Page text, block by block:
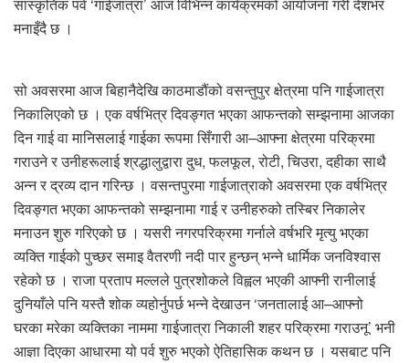
मनाइँदै छ ।
सो अवसरमा आज बिहानैदेखि काठमाडौंको वसन्तुपुर क्षेत्रमा पनि गाईजात्रा
निकालिएको छ । एक वर्षभित्र दिवङ्गत भएका आफन्तको सम्झनामा आजका
दिन गाई वा मानिसलाई गाईका रूपमा सिँगारी आ–आफ्ना क्षेत्रमा परिक्रमा
गराउने र उनीहरूलाई श्रद्धालुद्वारा दुध, फलफूल, रोटी, चिउरा, दहीका साथै
अन्न र द्रव्य दान गरिन्छ । वसन्तपुरमा गाईजात्राको अवसरमा एक वर्षभित्र
दिवङ्गत भएका आफन्तको सम्झनामा गाई र उनीहरुको तस्बिर निकालेर
मनाउन शुरु गरिएको छ । यसरी नगरपरिक्रमा गर्नाले वर्षभरि मृत्यु भएका
व्यक्ति गाईको पुच्छर समाइ वैतरणी नदी पार हुन्छन् भन्ने धार्मिक जनविश्वास
रहेको छ । राजा प्रताप मल्लले पुत्रशोकले विह्वल भएकी आफ्नी रानीलाई
दुनियाँले पनि यस्तै शोक व्यहोर्नुपर्छ भन्ने देखाउन ‘जनतालाई आ–आफ्नो
घरका मरेका व्यक्तिका नाममा गाईजात्रा निकाली शहर परिक्रमा गराउनू’ भनी
आज्ञा दिएका आधारमा यो पर्व शुरु भएको ऐतिहासिक कथन छ । यसबाट पनि